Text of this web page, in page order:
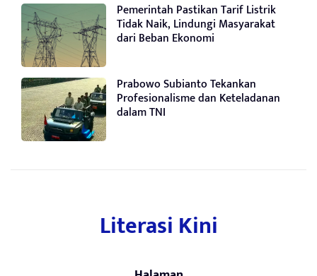
Pemerintah Pastikan Tarif Listrik
Tidak Naik, Lindungi Masyarakat
dari Beban Ekonomi
Prabowo Subianto Tekankan
Profesionalisme dan Keteladanan
dalam TNI
Literasi Kini